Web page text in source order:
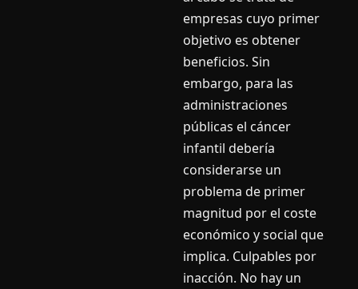
empresas cuyo primer
objetivo es obtener
beneficios. Sin
embargo, para las
administraciones
públicas el cáncer
infantil debería
considerarse un
problema de primer
magnitud por el coste
económico y social que
implica. Culpables por
inacción. No hay un